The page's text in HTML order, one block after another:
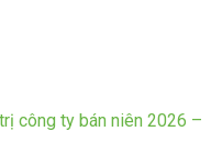
công ty bán niên 2026 –